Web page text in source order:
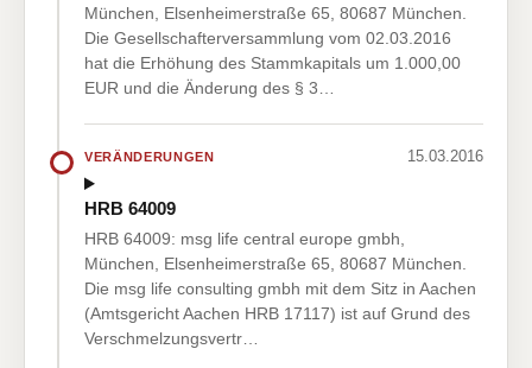
München, Elsenheimerstraße 65, 80687 München.
Die Gesellschafterversammlung vom 02.03.2016
hat die Erhöhung des Stammkapitals um 1.000,00
EUR und die Änderung des § 3…
VERÄNDERUNGEN 15.03.2016
HRB 64009
HRB 64009: msg life central europe gmbh,
München, Elsenheimerstraße 65, 80687 München.
Die msg life consulting gmbh mit dem Sitz in Aachen
(Amtsgericht Aachen HRB 17117) ist auf Grund des
Verschmelzungsvertr…